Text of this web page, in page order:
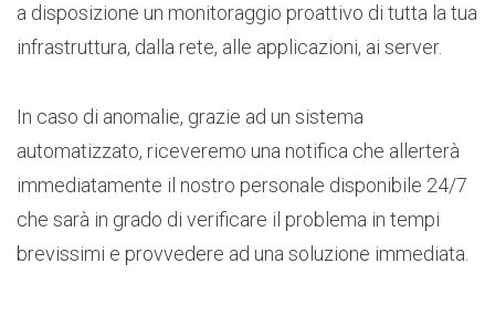
a disposizione un monitoraggio proattivo di tutta la tua
infrastruttura, dalla rete, alle applicazioni, ai server.
In caso di anomalie, grazie ad un sistema
automatizzato, riceveremo una notifica che allerterà
immediatamente il nostro personale disponibile 24/7
che sarà in grado di verificare il problema in tempi
brevissimi e provvedere ad una soluzione immediata.